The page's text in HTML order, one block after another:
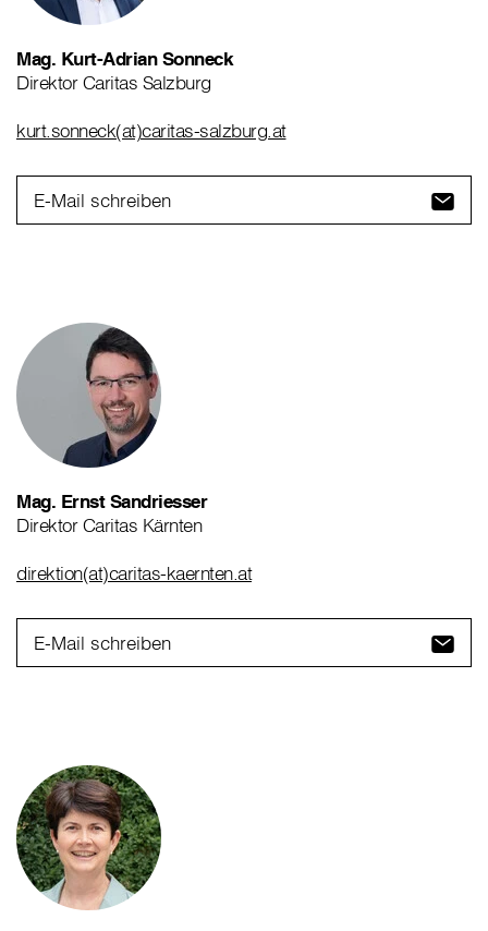
Mag. Kurt-Adrian Sonneck
Direktor Caritas Salzburg
kurt.sonneck(at)caritas-salzburg.at
E-Mail schreiben
Mag. Ernst Sandriesser
Direktor Caritas Kärnten
direktion(at)caritas-kaernten.at
E-Mail schreiben